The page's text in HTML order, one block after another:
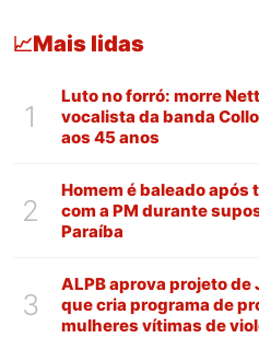
📈Mais lidas
1
Luto no forró: morre
vocalista da banda
aos 45 anos
2
Homem é baleado após
com a PM durante
Paraíba
3
ALPB aprova projeto
que cria programa de
mulheres vítimas de